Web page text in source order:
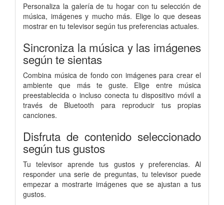
Personaliza la galería de tu hogar con tu selección de
música, imágenes y mucho más. Elige lo que deseas
mostrar en tu televisor según tus preferencias actuales.
Sincroniza la música y las imágenes
según te sientas
Combina música de fondo con imágenes para crear el
ambiente que más te guste. Elige entre música
preestablecida o incluso conecta tu dispositivo móvil a
través de Bluetooth para reproducir tus propias
canciones.
Disfruta de contenido seleccionado
según tus gustos
Tu televisor aprende tus gustos y preferencias. Al
responder una serie de preguntas, tu televisor puede
empezar a mostrarte imágenes que se ajustan a tus
gustos.